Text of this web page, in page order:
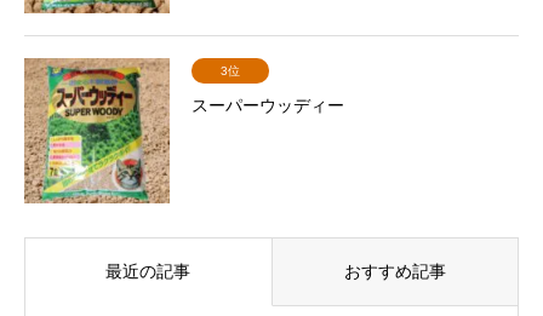
3位
スーパーウッディー
最近の記事 おすすめ記事